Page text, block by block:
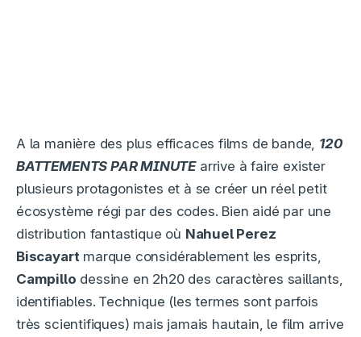
A la manière des plus efficaces films de bande, 120
BATTEMENTS PAR MINUTEarrive à faire exister
plusieurs protagonistes et à se créer un réel petit
écosystème régi par des codes. Bien aidé par une
distribution fantastique où Nahuel Perez
Biscayart marque considérablement les esprits,
Campillo dessine en 2h20 des caractères saillants,
identifiables. Technique (les termes sont parfois
très scientifiques) mais jamais hautain, le film arrive